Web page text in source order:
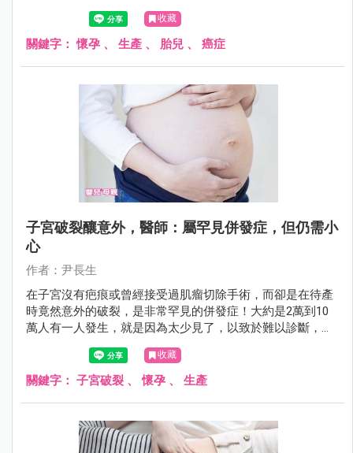
收藏
關鍵字：懷孕 、 生產 、 胎兒 、 癌症
子宮破裂釀意外，醫師：屬罕見併發症，但仍需小
心
作者：尹長生
在子宮沒有疤痕或曾經接受過肌瘤切除手術，而卻是在待產
時竟然意外的破裂，是非常罕見的併發症！大約是2萬到10
萬人有一人發生，就是因為太少見了，以致於難以診斷，更
難以被病家接受。
收藏
關鍵字： 子宮破裂 、懷孕 、 生產